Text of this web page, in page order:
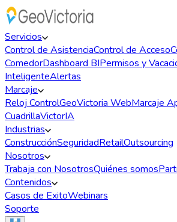
Servicios
Control de AsistenciaControl de Acceso
ComedorDashboard BIPermisos y
InteligenteAlertas
Marcaje
Reloj ControlGeoVictoria WebMarcaje
CuadrillaVictorIA
Industrias
ConstrucciónSeguridadRetailOutsourcing
Nosotros
Trabaja con NosotrosQuiénes somos
Contenidos
Casos de ExitoWebinars
Soporte